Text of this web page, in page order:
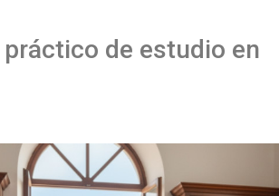
de estudio en